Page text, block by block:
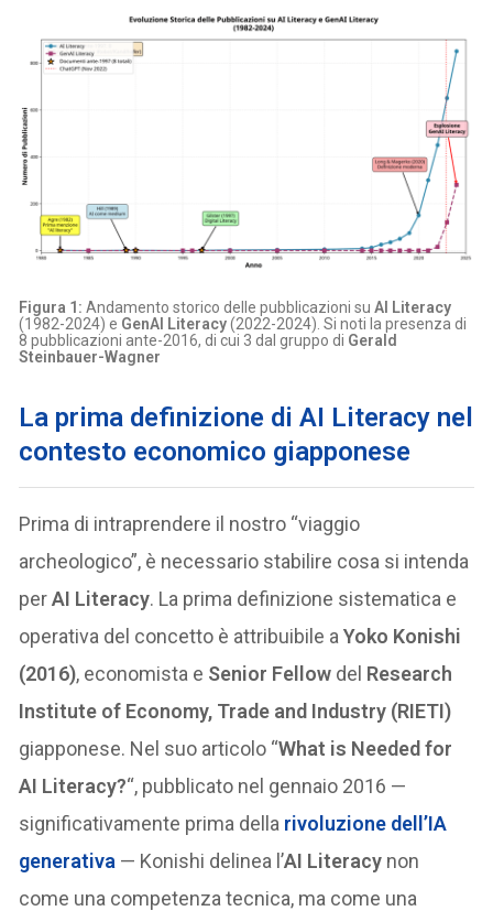
Figura 1: Andamento storico delle pubblicazioni suAI Literacy
(1982-2024) e GenAI Literacy(2022-2024). Si noti la presenza di
8 pubblicazioni ante-2016, di cui 3 dal gruppo di Gerald
Steinbauer-Wagner
La prima definizione di AI Literacy nel
contesto economico giapponese
Prima di intraprendere il nostro “viaggio
archeologico”, è necessario stabilire cosa si intenda
perAI Literacy. La prima definizione sistematica e
operativa del concetto è attribuibile aYoko Konishi
(2016), economista e Senior Fellow del Research
Institute of Economy, Trade and Industry (RIETI)
giapponese. Nel suo articolo “What is Needed for
AI Literacy?“, pubblicato nel gennaio 2016 —
significativamente prima della rivoluzione dell’IA
generativa — Konishi delinea l’AI Literacy non
come una competenza tecnica, ma come una